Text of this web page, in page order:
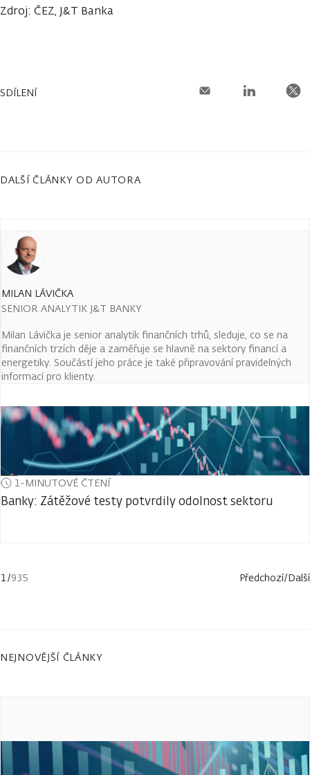
Zdroj: ČEZ, J&T Banka
SDÍLENÍ
DALŠÍ ČLÁNKY OD AUTORA
MILAN LÁVIČKA
SENIOR ANALYTIK J&T BANKY
Milan Lávička je senior analytik finančních trhů, sleduje, co se na
finančních trzích děje a zaměřuje se hlavně na sektory financí a
energetiky. Součástí jeho práce je také připravování pravidelných
informací pro klienty.
1-MINUTOVÉ ČTENÍ
Banky: Zátěžové testy potvrdily odolnost sektoru
1/935 Předchozí/Další
NEJNOVĚJŠÍ ČLÁNKY